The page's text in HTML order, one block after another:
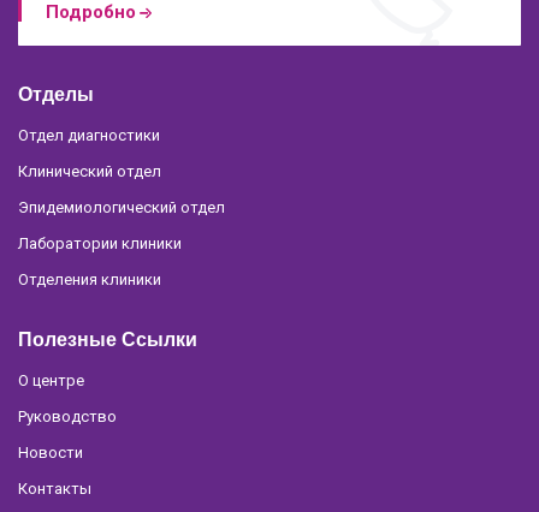
Подробно
Отделы
Отдел диагностики
Клинический отдел
Эпидемиологический отдел
Лаборатории клиники
Отделения клиники
Полезные Ссылки
О центре
Руководство
Новости
Контакты